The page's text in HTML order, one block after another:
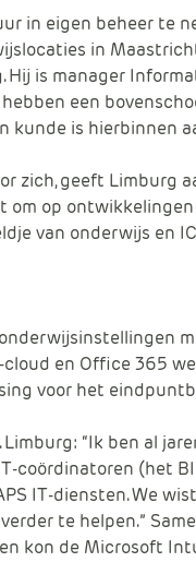
in eigen beheer te
in
Hij is manager
een
kunde is hierbinnen
zich, geeft Limburg
om op
van onderwijs en
cloud en Office 365
voor het
“Ik ben al
coördinatoren (het
IT-diensten. We
te helpen.”
kon de Microsoft